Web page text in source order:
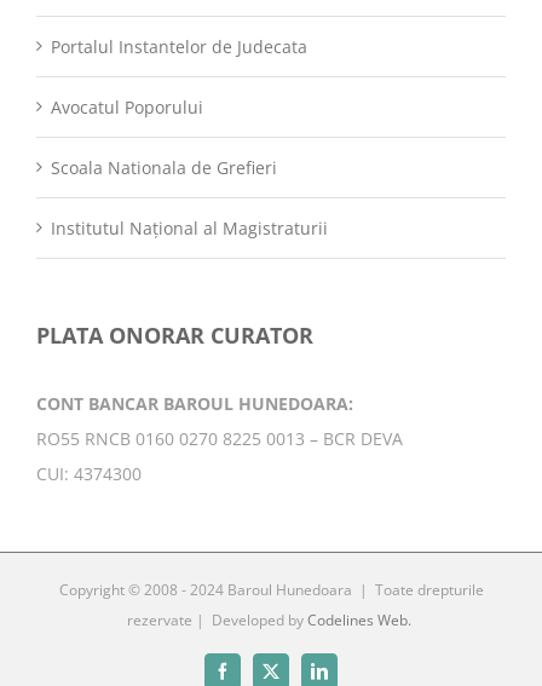
Portalul Instantelor de Judecata
Avocatul Poporului
Scoala Nationala de Grefieri
Institutul Național al Magistraturii
PLATA ONORAR CURATOR
CONT BANCAR BAROUL HUNEDOARA:
RO55 RNCB 0160 0270 8225 0013 – BCR DEVA
CUI: 4374300
Copyright © 2008 - 2024 Baroul Hunedoara | Toate drepturile
rezervate | Developed byCodelines Web.
Facebook
X LinkedIn